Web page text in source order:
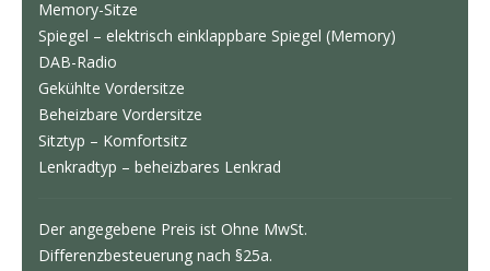
Memory-Sitze
Spiegel – elektrisch einklappbare Spiegel (Memory)
DAB-Radio
Gekühlte Vordersitze
Beheizbare Vordersitze
Sitztyp – Komfortsitz
Lenkradtyp – beheizbares Lenkrad
Der angegebene Preis ist Ohne MwSt.
Differenzbesteuerung nach §25a.